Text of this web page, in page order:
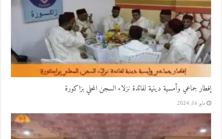
إفطار جماعي وأمسية دينية لفائدة نزلاء السجن المحلي بزاكورة
مايو 16, 2024